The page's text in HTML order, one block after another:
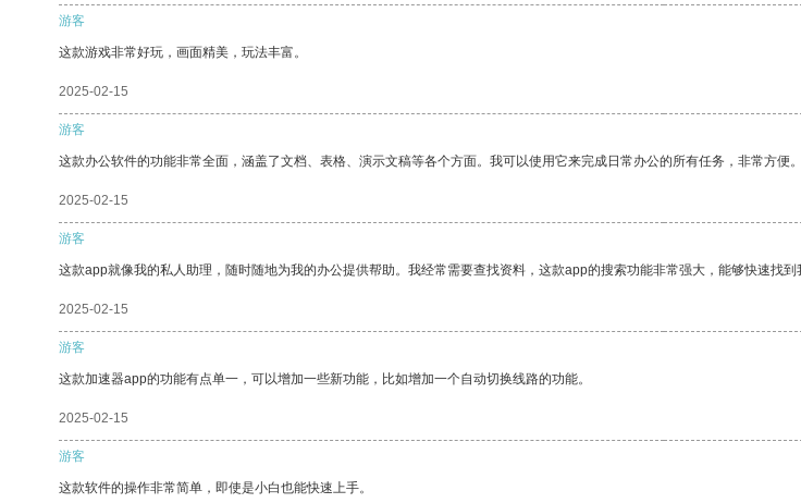
游客
这款游戏非常好玩，画面精美，玩法丰富。
2025-02-15
游客
这款办公软件的功能非常全面，涵盖了文档、表格、演示文稿等各个方面。我可以使用它来完成日常办公的所有任务，非常方便。
2025-02-15
游客
这款app就像我的私人助理，随时随地为我的办公提供帮助。我经常需要查找资料，这款app的搜索功能非常强大，能够快速找到
2025-02-15
游客
这款加速器app的功能有点单一，可以增加一些新功能，比如增加一个自动切换线路的功能。
2025-02-15
游客
这款软件的操作非常简单，即使是小白也能快速上手。